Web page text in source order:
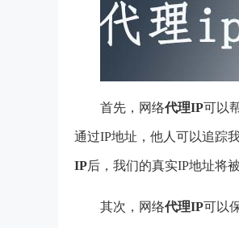
首先，网络代理IP可以
通过IP地址，他人可以追踪
IP后，我们的真实IP地址将
其次，网络代理IP可以